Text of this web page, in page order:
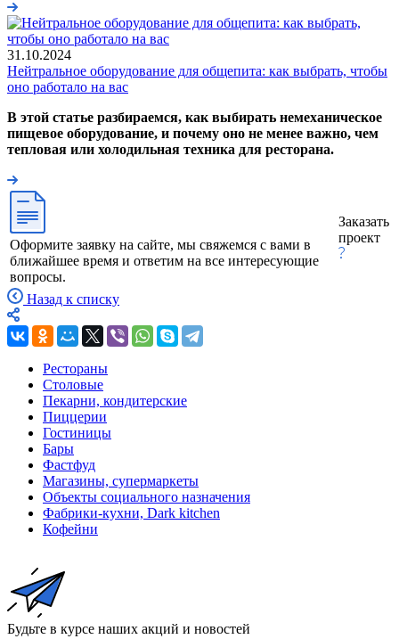
31.10.2024
Нейтральное оборудование для общепита: как выбрать, чтобы
оно работало на вас
В этой статье разбираемся, как выбирать немеханическое
пищевое оборудование, и почему оно не менее важно, чем
тепловая или холодильная техника для ресторана.
Оформите заявку на сайте, мы свяжемся с вами в
ближайшее время и ответим на все интересующие
вопросы.
Заказать
проект
Назад к списку
Рестораны
Столовые
Пекарни, кондитерские
Пиццерии
Гостиницы
Бары
Фастфуд
Магазины, супермаркеты
Объекты социального назначения
Фабрики-кухни, Dark kitchen
Кофейни
Будьте в курсе наших акций и новостей